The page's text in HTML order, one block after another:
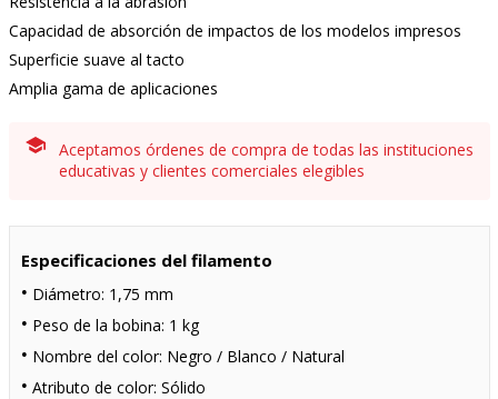
Capacidad de absorción de impactos de los modelos impresos
Superficie suave al tacto
Amplia gama de aplicaciones
Aceptamos órdenes de compra de todas las instituciones
educativas y clientes comerciales elegibles
Especificaciones del filamento
Diámetro: 1,75 mm
Peso de la bobina: 1 kg
Nombre del color: Negro / Blanco / Natural
Atributo de color: Sólido